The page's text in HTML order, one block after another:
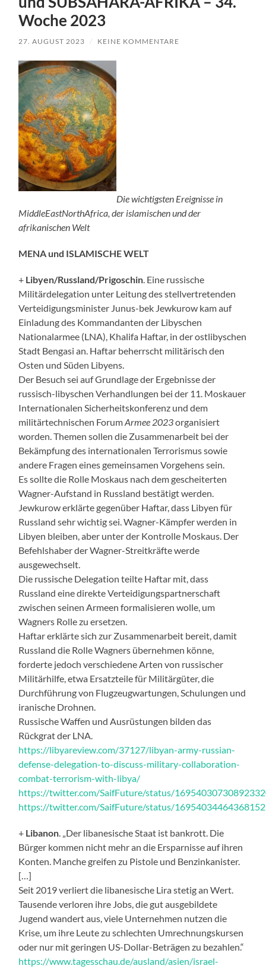
Woche 2023
27. AUGUST 2023 / KEINE KOMMENTARE
Die wichtigsten Ereignisse in
MiddleEastNorthAfrica, der islamischen und der
afrikanischen Welt
MENA und ISLAMISCHE WELT
+ Libyen/Russland/Prigoschin. Eine russische
Militärdelegation unter Leitung des stellvertretenden
Verteidigungsminister Junus-bek Jewkurow kam auf
Einladung des Kommandanten der Libyschen
Nationalarmee (LNA), Khalifa Haftar, in der ostlibyschen
Stadt Bengasi an. Haftar beherrscht militärisch den
Osten und Süden Libyens.
Der Besuch sei auf Grundlage der Ergebnisse der
russisch-libyschen Verhandlungen bei der 11. Moskauer
Internationalen Sicherheitskonferenz und dem
militärtechnischen ForumArmee 2023organisiert
worden. Themen sollen die Zusammenarbeit bei der
Bekämpfung des internationalen Terrorismus sowie
andere Fragen eines gemeinsamen Vorgehens sein.
Es sollte die Rolle Moskaus nach dem gescheiterten
Wagner-Aufstand in Russland bestätigt werden.
Jewkurow erklärte gegenüber Haftar, dass Libyen für
Russland sehr wichtig sei. Wagner-Kämpfer werden in
Libyen bleiben, aber unter der Kontrolle Moskaus. Der
Befehlshaber der Wagner-Streitkräfte werde
ausgewechselt.
Die russische Delegation teilte Haftar mit, dass
Russland eine direkte Verteidigungspartnerschaft
zwischen seinen Armeen formalisieren wolle, um
Wagners Rolle zu ersetzen.
Haftar erklärte sich zur Zusammenarbeit bereit, damit
Russland die Rolle Wagners übernehmen könne,
forderte jedoch verschiedene Arten von russischer
Militärhilfe, etwa Ersatzteile für Militärgüter, die
Durchführung von Flugzeugwartungen, Schulungen und
iranische Drohnen.
Russische Waffen und Ausrüstungen bilden das
Rückgrat der LNA.
https://libyareview.com/37127/libyan-army-russian-
defense-delegation-to-discuss-military-collaboration-
combat-terrorism-with-libya/
https://twitter.com/SaifFuture/status/
https://twitter.com/SaifFuture/status/
+ Libanon. „Der libanesische Staat ist bankrott. Die
Bürger kommen nicht mehr an die Ersparnisse auf ihren
Konten. Manche greifen zu Pistole und Benzinkanister.
[…]
Seit 2019 verliert die libanesische Lira stetig an Wert.
Tausende verloren ihre Jobs, die gut ausgebildete
Jugend wandert aus, viele Unternehmen nutzen die
Krise, um ihre Leute zu schlechten Umrechnungskursen
oder nur mit geringen US-Dollar-Beträgen zu bezahlen.“
https://www.tagesschau.de/ausland/asien/israel-